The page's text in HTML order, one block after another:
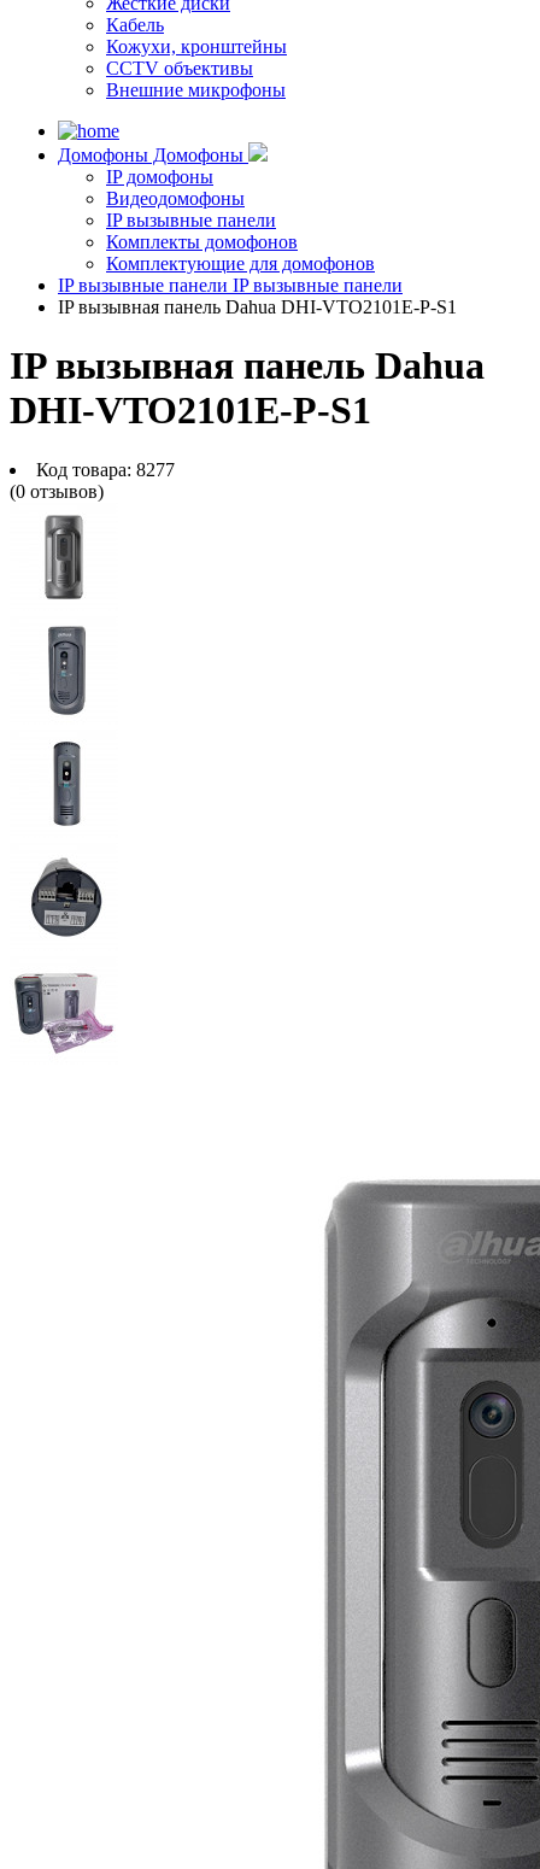
Кабель
Кожухи, кронштейны
CCTV объективы
Внешние микрофоны
Домофоны Домофоны
IP домофоны
Видеодомофоны
IP вызывные панели
Комплекты домофонов
Комплектующие для домофонов
IP вызывные панели IP вызывные панели
IP вызывная панель Dahua DHI-VTO2101E-P-S1
IP вызывная панель Dahua
DHI-VTO2101E-P-S1
Код товара: 8277
(0 отзывов)